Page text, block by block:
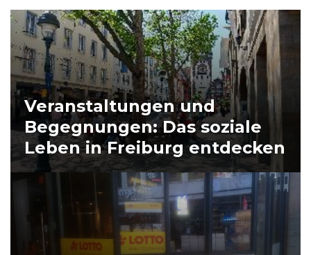
Veranstaltungen und
Begegnungen: Das soziale
Leben in Freiburg entdecken